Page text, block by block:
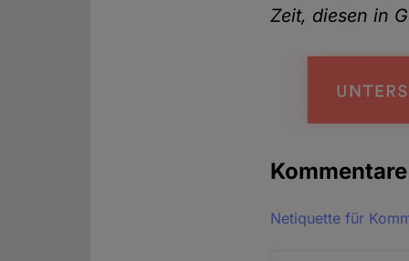
Zeit, diesen in
Kommentare
Netiquette für